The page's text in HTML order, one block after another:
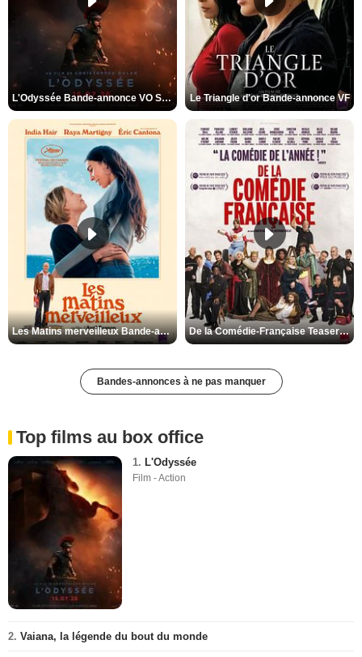
L'Odyssée Bande-annonce VO STFR Le Triangle d'or Bande-annonce VF
Les Matins merveilleux Bande-annonce VF De la Comédie-Française Teaser VF
Bandes-annonces à ne pas manquer
Top films au box office
1. L'Odyssée
Film - Action
2. Vaiana, la légende du bout du monde